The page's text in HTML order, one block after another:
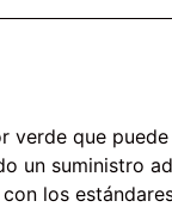
verde que
un suministro
los